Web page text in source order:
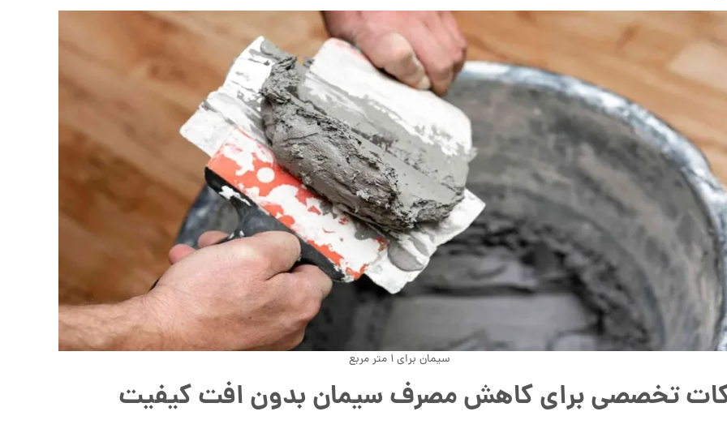
سیمان برای ۱ متر مربع
تخصصی برای کاهش مصرف سیمان بدون افت کیفیت